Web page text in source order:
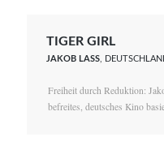
TIGER GIRL
JAKOB LASS,
Freiheit durch Reduktion:
befreites, deutsches Kino